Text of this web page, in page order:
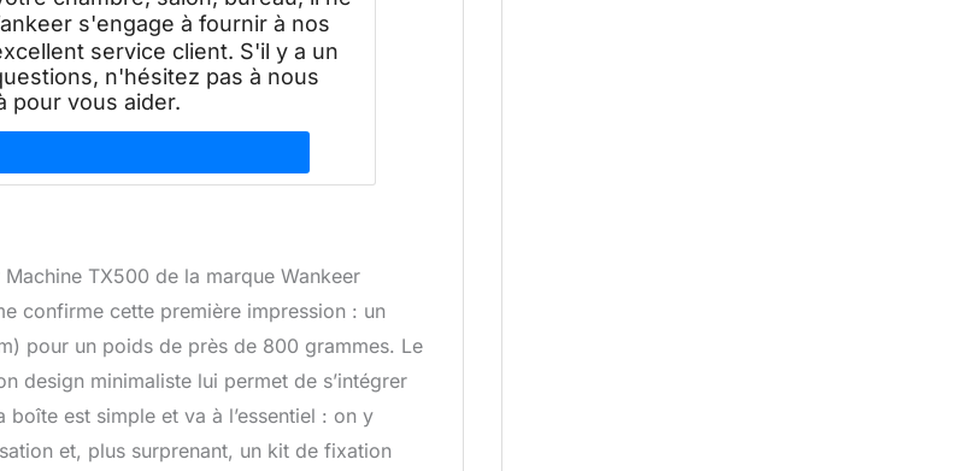
s'engage à fournir à nos
service client. S'il y a un
n'hésitez pas à nous
pour vous aider.
TX500 de la marque Wankeer
confirme cette première impression : un
pour un poids de près de 800 grammes. Le
design minimaliste lui permet de s’intégrer
est simple et va à l’essentiel : on y
et, plus surprenant, un kit de fixation